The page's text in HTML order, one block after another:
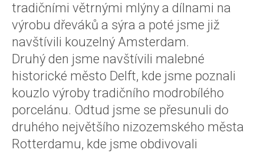
tradičními větrnými mlýny a dílnami na
výrobu dřeváků a sýra a poté jsme již
navštívili kouzelný Amsterdam.
Druhý den jsme navštívili malebné
historické město Delft, kde jsme poznali
kouzlo výroby tradičního modrobílého
porcelánu. Odtud jsme se přesunuli do
druhého největšího nizozemského města
Rotterdamu, kde jsme obdivovali